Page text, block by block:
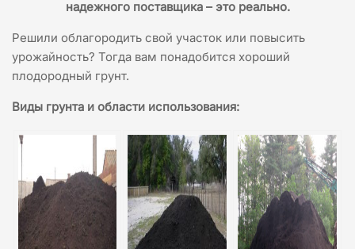
надежного поставщика – это реально.
Решили облагородить свой участок или повысить
урожайность? Тогда вам понадобится хороший
плодородный грунт.
Виды грунта и области использования: